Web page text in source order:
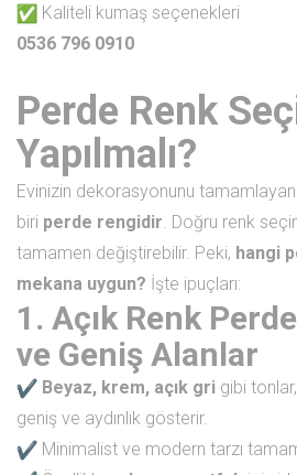
Kaliteli kumaş seçenekleri
0536 796 0910
Perde Renk
Yapılmalı?
Evinizin dekorasyonunu
biri perde rengidir. Doğru renk
tamamen değiştirebilir. Peki, hangi
mekana uygun? İşte ipuçları:
1. Açık Renk
ve Geniş Alanlar
Beyaz, krem, açık gri gibi
geniş ve aydınlık gösterir.
Minimalist ve modern tarzı